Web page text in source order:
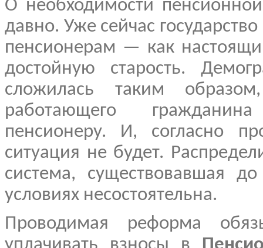
О необходимости
давно. Уже сейчас
пенсионерам — как
достойную старость.
сложилась таким
работающего
пенсионеру. И, согласно
ситуация не будет.
система, существовавшая
условиях несостоятельна.
Проводимая реформа